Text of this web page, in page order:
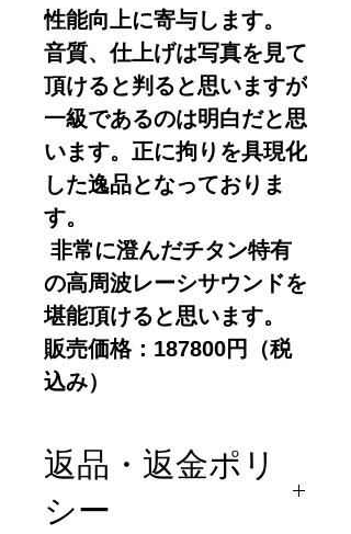
性能向上に寄与します。
音質、仕上げは写真を見て
頂けると判ると思いますが
一級であるのは明白だと思
います。正に拘りを具現化
した逸品となっておりま
す。
非常に澄んだチタン特有
の高周波レーシサウンドを
堪能頂けると思います。
販売価格：187800円（税
込み）
返品・返金ポリ
シー